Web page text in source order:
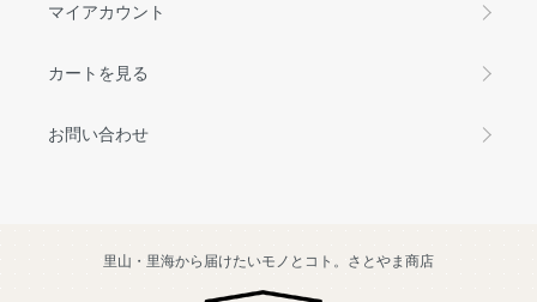
マイアカウント
カートを見る
お問い合わせ
里山・里海から届けたいモノとコト。さとやま商店